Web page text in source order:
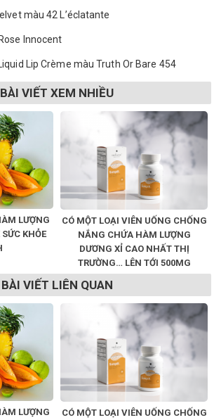
màu 42 L’éclatante
Innocent
Lip Crème màu Truth Or Bare 454
BÀI VIẾT XEM NHIỀU
LƯỢNG
KHỎE
CÓ MỘT LOẠI VIÊN UỐNG CHỐNG
NẮNG CHỨA HÀM LƯỢNG
DƯƠNG XỈ CAO NHẤT THỊ
TRƯỜNG… LÊN TỚI 500MG
BÀI VIẾT LIÊN QUAN
LƯỢNG
CÓ MỘT LOẠI VIÊN UỐNG CHỐNG